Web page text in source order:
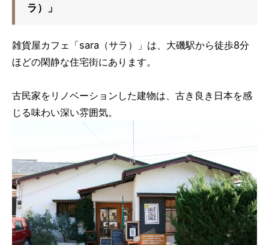
ラ）」
雑貨屋カフェ「sara（サラ）」は、大磯駅から徒歩8分
ほどの閑静な住宅街にあります。
古民家をリノベーションした建物は、古き良き日本を感
じる味わい深い雰囲気。